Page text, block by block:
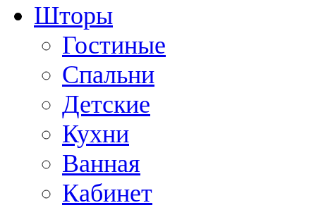
Шторы
Гостиные
Cпальни
Детские
Кухни
Ванная
Кабинет